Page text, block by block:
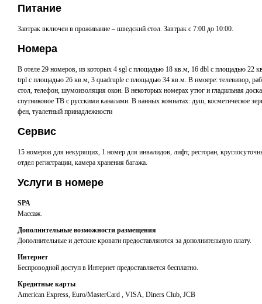
Питание
Завтрак включен в проживание – шведский стол. Завтрак с 7:00 до 10:00.
Номера
В отеле 29 номеров, из которых 4 sgl с площадью 18 кв.м, 16 dbl с площадью 22
trpl с площадью 26 кв.м, 3 quadruple с площадью 34 кв.м. В нмоере: телевизор,
стол, телефон, шумоизоляция окон. В некоторых номерах утюг и гладильная
спутниковое ТВ с русскими каналами. В ванных комнатах: душ, косметическое
фен, туалетный принадлежности
Сервис
15 номеров для некурящих, 1 номер для инвалидов, лифт, ресторан,
отдел регистрации, камера хранения багажа.
Услуги в номере
SPA
Массаж.
Дополнительные возможности размещения
Дополнительные и детские кровати предоставляются за дополнительную плату.
Интернет
Беспроводной доступ в Интернет предоставляется бесплатно.
Кредитные карты
American Express, Euro/MasterCard , VISA, Diners Club, JCB